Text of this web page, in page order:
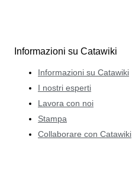
Informazioni su Catawiki
Informazioni su Catawiki
I nostri esperti
Lavora con noi
Stampa
Collaborare con Catawiki